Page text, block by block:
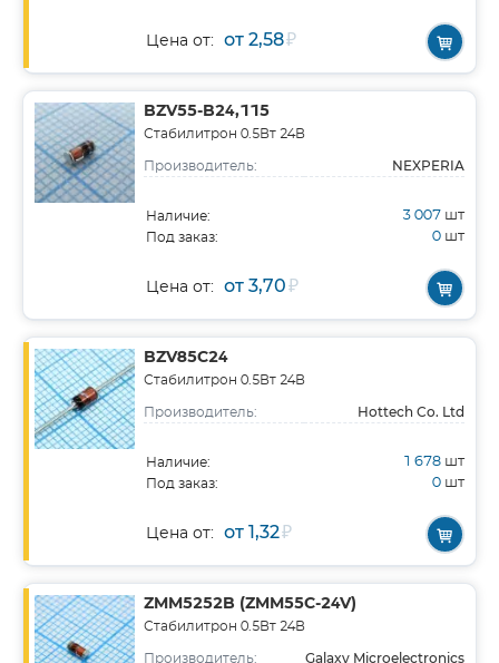
Цена от: от 2,58₽
BZV55-B24,115
Стабилитрон 0.5Вт 24В
Производитель: NEXPERIA
Наличие: 3 007 шт
Под заказ: 0 шт
Цена от: от 3,70₽
BZV85C24
Стабилитрон 0.5Вт 24В
Производитель: Hottech Co. Ltd
Наличие: 1 678 шт
Под заказ: 0 шт
Цена от: от 1,32₽
ZMM5252B (ZMM55C-24V)
Стабилитрон 0.5Вт 24В
Производитель:
Galaxy Microelectronics